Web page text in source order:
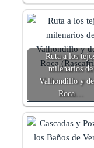
Ruta a los
milenarios de
Valhondillo y
Roca…